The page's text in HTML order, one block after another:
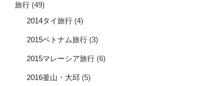
旅行 (49)
2014タイ旅行 (4)
2015ベトナム旅行 (3)
2015マレーシア旅行 (6)
2016釜山・大邱 (5)